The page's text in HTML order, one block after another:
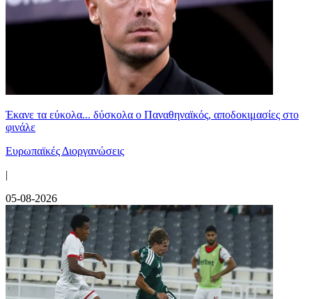
Έκανε τα εύκολα... δύσκολα ο Παναθηναϊκός, αποδοκιμασίες στο
φινάλε
Ευρωπαϊκές Διοργανώσεις
|
05-08-2026